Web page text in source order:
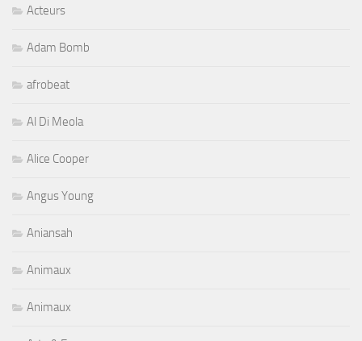
Acteurs
Adam Bomb
afrobeat
Al Di Meola
Alice Cooper
Angus Young
Aniansah
Animaux
Animaux